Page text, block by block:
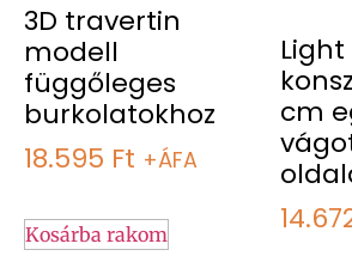
3D travertin
modell
függőleges
burkolatokhoz
18.595 Ft +ÁFA
Kosárba rakom
cm